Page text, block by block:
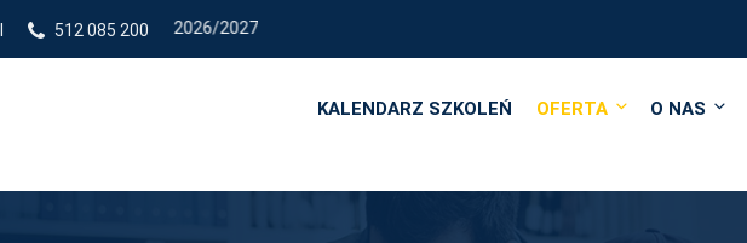
512 085 200
- ROK SZKOLNY 2026/2027
KALENDARZ SZKOLEŃ OFERTA O NAS